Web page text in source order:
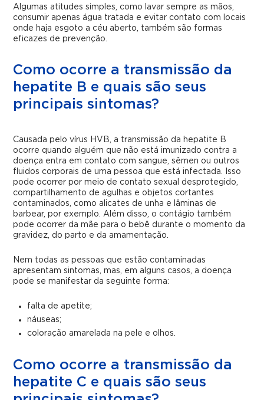
Algumas atitudes simples, como lavar sempre as mãos,
consumir apenas água tratada e evitar contato com locais
onde haja esgoto a céu aberto, também são formas
eficazes de prevenção.
Como ocorre a transmissão da
hepatite B e quais são seus
principais sintomas?
Causada pelo vírus HVB, a transmissão da hepatite B
ocorre quando alguém que não está imunizado contra a
doença entra em contato com sangue, sêmen ou outros
fluidos corporais de uma pessoa que está infectada. Isso
pode ocorrer por meio de contato sexual desprotegido,
compartilhamento de agulhas e objetos cortantes
contaminados, como alicates de unha e lâminas de
barbear, por exemplo. Além disso, o contágio também
pode ocorrer da mãe para o bebê durante o momento da
gravidez, do parto e da amamentação.
Nem todas as pessoas que estão contaminadas
apresentam sintomas, mas, em alguns casos, a doença
pode se manifestar da seguinte forma:
falta de apetite;
náuseas;
coloração amarelada na pele e olhos.
Como ocorre a transmissão da
hepatite C e quais são seus